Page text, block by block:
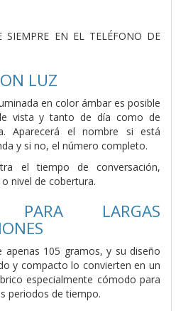
SIEMPRE EN EL TELÉFONO DE
LUZ
en color ámbar es posible
vista y tanto de día como de
Aparecerá el nombre si está
y si no, el número completo.
el tiempo de conversación,
nivel de cobertura.
PARA LARGAS
apenas 105 gramos, y su diseño
y compacto lo convierten en un
especialmente cómodo para
periodos de tiempo.